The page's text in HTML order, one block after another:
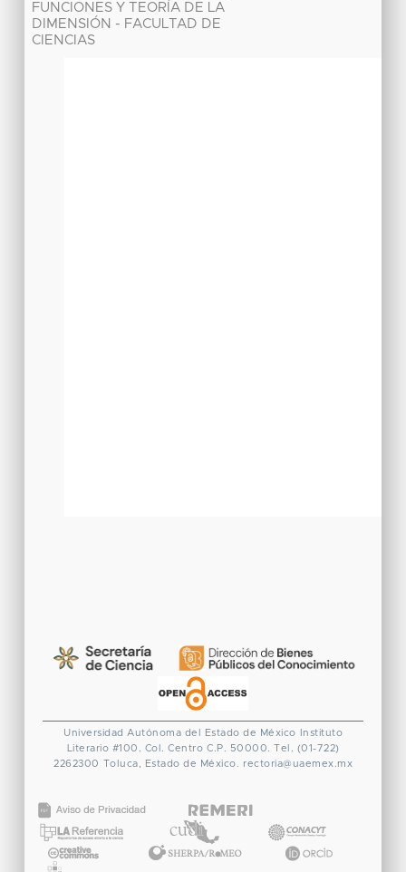
FUNCIONES Y TEORÍA DE LA
DIMENSIÓN - FACULTAD DE
CIENCIAS
Universidad Autónoma del Estado de México
Instituto
Literario #100. Col. Centro C.P. 50000. Tel. (01-722)
2262300 Toluca, Estado de México. rectoria@uaemex.mx